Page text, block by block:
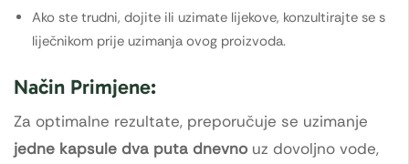
Ako ste trudni, dojite ili uzimate lijekove, konzultirajte se s
liječnikom prije uzimanja ovog proizvoda.
Način Primjene:
Za optimalne rezultate, preporučuje se uzimanje
jedne kapsule dva puta dnevno uz dovoljno vode,